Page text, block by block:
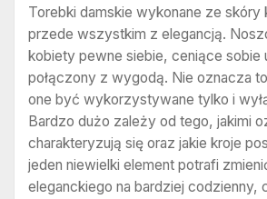
Torebki damskie wykonane ze skóry
przede wszystkim z elegancją.
kobiety pewne siebie, ceniące sobie
połączony z wygodą. Nie oznacza
one być wykorzystywane tylko i
Bardzo dużo zależy od tego, jakimi
charakteryzują się oraz jakie kroje
jeden niewielki element potrafi
eleganckiego na bardziej codzienny,